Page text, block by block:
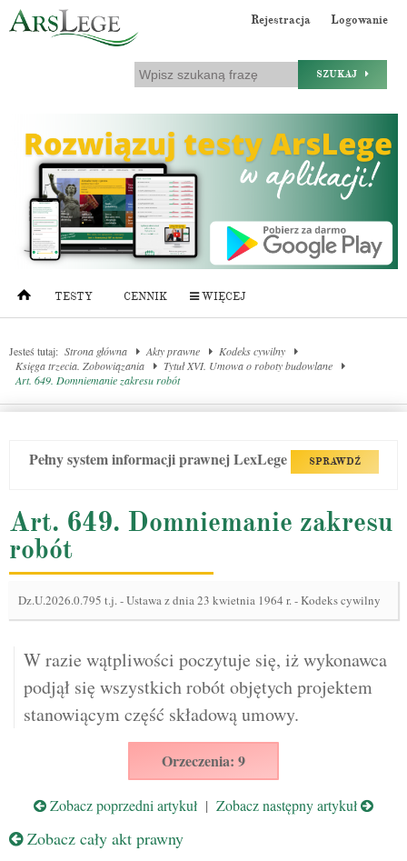
Rejestracja Logowanie
SZUKAJ
TESTY CENNIK WIĘCEJ
Jesteś tutaj: Strona główna Akty prawne
Kodeks cywilny
Księga trzecia. Zobowiązania
Tytuł XVI. Umowa o roboty budowlane
Art. 649. Domniemanie zakresu robót
Pełny system informacji prawnej LexLege SPRAWDŹ
Art. 649. Domniemanie zakresu
robót
Dz.U.2026.0.795 t.j.-Ustawa z dnia 23 kwietnia 1964 r. - Kodeks cywilny
W razie wątpliwości poczytuje się, iż wykonawca
podjął się wszystkich robót objętych projektem
stanowiącym część składową umowy.
Orzeczenia: 9
Zobacz poprzedni artykuł | Zobacz następny artykuł
Zobacz cały akt prawny